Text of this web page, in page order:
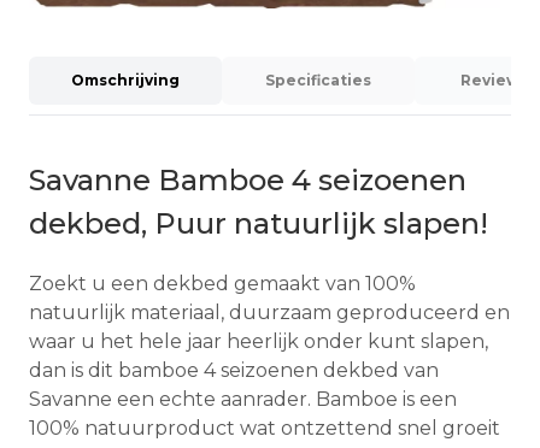
Omschrijving Specificaties Reviews
Savanne Bamboe 4 seizoenen
dekbed, Puur natuurlijk slapen!
Zoekt u een dekbed gemaakt van 100%
natuurlijk materiaal, duurzaam geproduceerd en
waar u het hele jaar heerlijk onder kunt slapen,
dan is dit bamboe 4 seizoenen dekbed van
Savanne een echte aanrader. Bamboe is een
100% natuurproduct wat ontzettend snel groeit